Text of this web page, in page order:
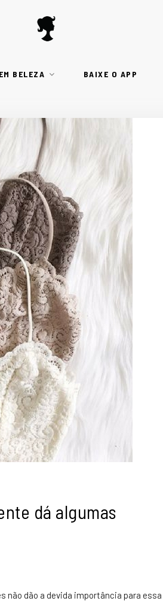
BELEZA BAIXE O APP
dá algumas
não dão a devida importância para essa